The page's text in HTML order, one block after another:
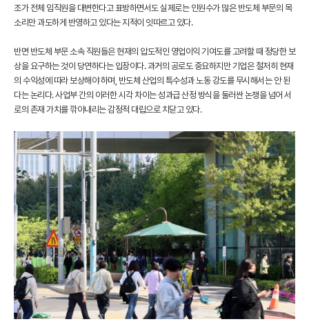
조가 전체 임직원을 대변한다고 표방하면서도 실제로는 인원수가 많은 반도체 부문의 목
소리만 과도하게 반영하고 있다는 지적이 잇따르고 있다.
반면 반도체 부문 소속 직원들은 현재의 압도적인 영업이익 기여도를 고려할 때 정당한 보
상을 요구하는 것이 당연하다는 입장이다. 과거의 공로도 중요하지만 기업은 철저히 현재
의 수익성에 따라 보상해야 하며, 반도체 산업의 특수성과 노동 강도를 무시해서는 안 된
다는 논리다. 사업부 간의 이러한 시각 차이는 성과급 산정 방식을 둘러싼 논쟁을 넘어 서
로의 존재 가치를 깎아내리는 감정적 대립으로 치닫고 있다.